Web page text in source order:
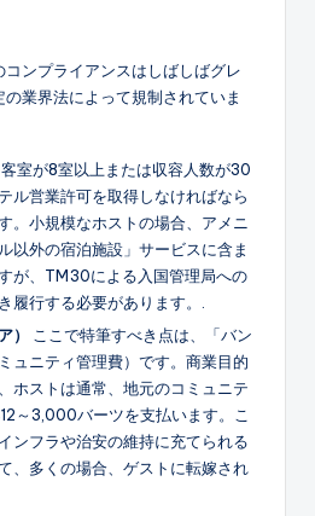
ンプライアンスはしばしばグレ
業界法によって規制されていま
室が8室以上または収容人数が30
ル営業許可を取得しなければなら
。小規模なホストの場合、アメニ
以外の宿泊施設」サービスに含ま
が、TM30による入国管理局への
履行する必要があります。.
）
ここで特筆すべき点は、「バン
ュニティ管理費）です。商業目的
ホストは通常、地元のコミュニテ
～3,000バーツを支払います。こ
ンフラや治安の維持に充てられる
、多くの場合、ゲストに転嫁され